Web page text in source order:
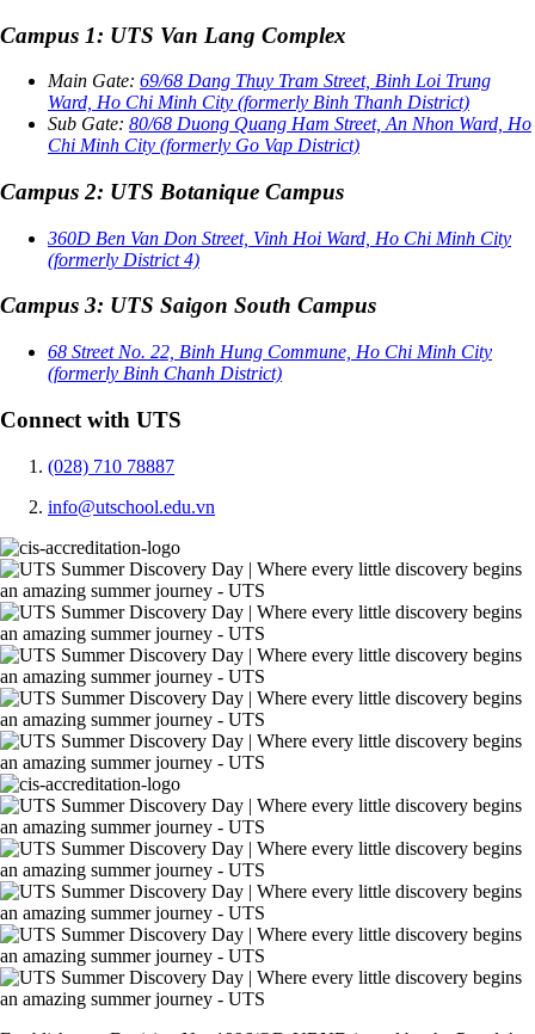
Campus 1: UTS Van Lang Complex
Main Gate: 69/68 Dang Thuy Tram Street, Binh Loi Trung
Ward, Ho Chi Minh City (formerly Binh Thanh District)
Sub Gate: 80/68 Duong Quang Ham Street, An Nhon Ward, Ho
Chi Minh City (formerly Go Vap District)
Campus 2: UTS Botanique Campus
360D Ben Van Don Street, Vinh Hoi Ward, Ho Chi Minh City
(formerly District 4)
Campus 3: UTS Saigon South Campus
68 Street No. 22, Binh Hung Commune, Ho Chi Minh City
(formerly Binh Chanh District)
Connect with UTS
(028) 710 78887
info@utschool.edu.vn